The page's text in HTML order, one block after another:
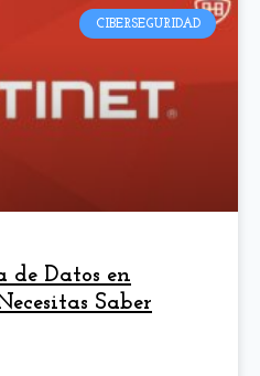
CIBERSEGURIDAD
Datos en
Saber